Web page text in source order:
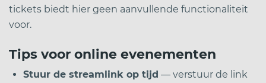
tickets biedt hier geen aanvullende functionaliteit
voor.
Tips voor online evenementen
Stuur de streamlink op tijd — verstuur de link